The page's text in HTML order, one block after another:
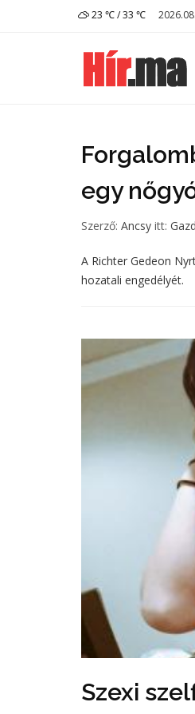
23 ℃ / 33 ℃
egy
Szerző: Ancsy itt:
A Richter Gedeon
hozatali engedélyét.
Szexi